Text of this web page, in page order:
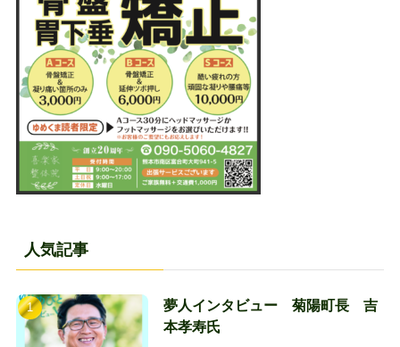
人気記事
夢人インタビュー 菊陽町長 吉
本孝寿氏